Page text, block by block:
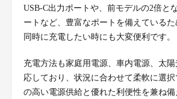
USB-C出力ポートや、前モデルの2倍と
ートなど、豊富なポートを備えている
同時に充電したい時にも大変便利です。
充電方法も家庭用電源、車内電源、太
応しており、状況に合わせて柔軟に選
の高い電源供給と優れた利便性を兼ね